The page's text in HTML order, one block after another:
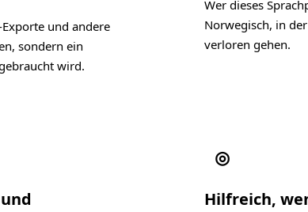
und andere
sondern ein
wird.
Wer dieses
Norwegisch, in
verloren gehen.
◎
Hilfreich,